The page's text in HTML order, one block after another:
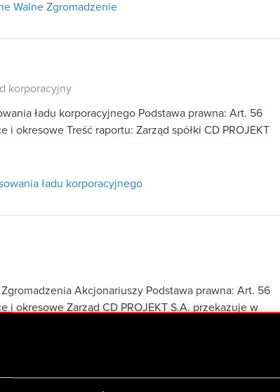
Walne Zgromadzenie
korporacyjny
ładu korporacyjnego Podstawa prawna: Art. 56
okresowe Treść raportu: Zarząd spółki CD PROJEKT
ładu korporacyjnego
Akcjonariuszy Podstawa prawna: Art. 56
i okresowe Zarząd CD PROJEKT S.A. przekazuje w
Zgromadzenia…
Akcjonariuszy